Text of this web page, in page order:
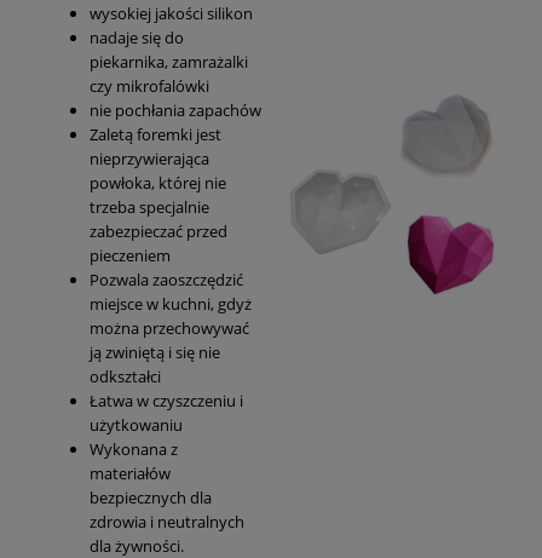
wysokiej jakości silikon
nadaje się do
piekarnika, zamrażalki
czy mikrofalówki
nie pochłania zapachów
Zaletą foremki jest
nieprzywierająca
powłoka, której nie
trzeba specjalnie
zabezpieczać przed
pieczeniem
Pozwala zaoszczędzić
miejsce w kuchni, gdyż
można przechowywać
ją zwiniętą i się nie
odkształci
Łatwa w czyszczeniu i
użytkowaniu
Wykonana z
materiałów
bezpiecznych dla
zdrowia i neutralnych
dla żywności.